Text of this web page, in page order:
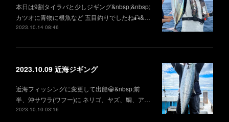
本日は9割タイラバと少しジギング&nbsp;&nbsp;
カツオに青物に根魚など 五目釣りでしたね🎣&…
2023.10.14 08:46
2023.10.09 近海ジギング
近海フィッシングに変更して出船😀&nbsp;前
半、沖サワラ(ワフー)に ネリゴ、ヤズ、鯛、ア…
2023.10.10 03:16